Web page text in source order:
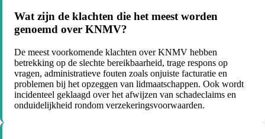
Wat zijn de klachten die het meest worden
genoemd over KNMV?
De meest voorkomende klachten over KNMV hebben
betrekking op de slechte bereikbaarheid, trage respons op
vragen, administratieve fouten zoals onjuiste facturatie en
problemen bij het opzeggen van lidmaatschappen. Ook wordt
incidenteel geklaagd over het afwijzen van schadeclaims en
onduidelijkheid rondom verzekeringsvoorwaarden.